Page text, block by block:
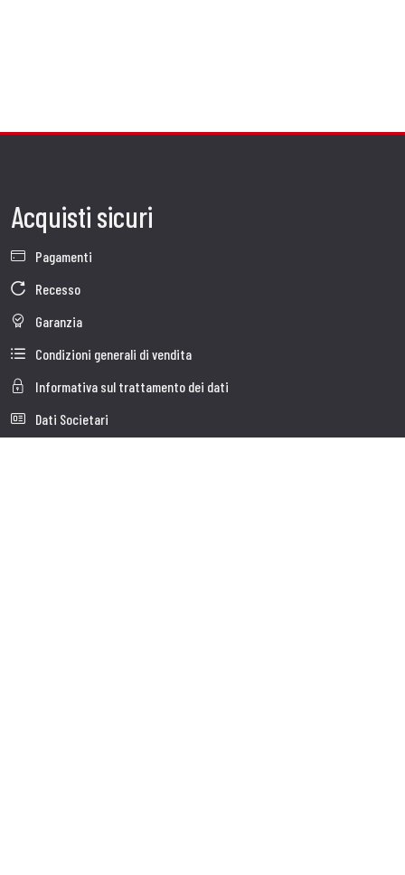
Acquisti sicuri
Pagamenti
Recesso
Garanzia
Condizioni generali di vendita
Informativa sul trattamento dei dati
Dati Societari